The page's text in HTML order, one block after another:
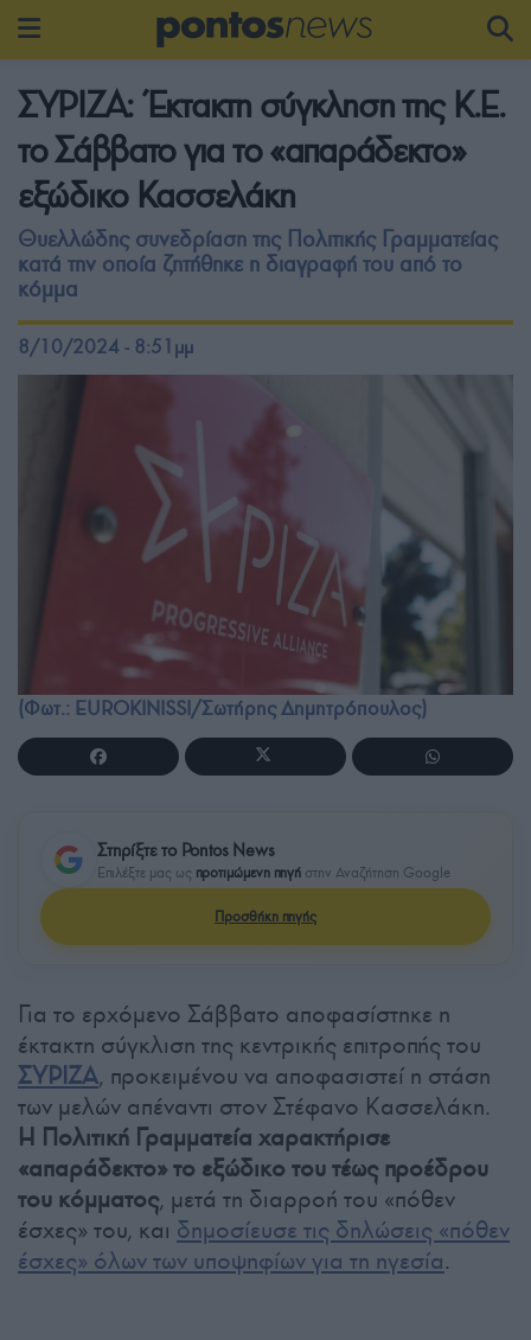
ΣΥΡΙΖΑ: Έκτακτη σύγκληση της Κ.Ε.
το Σάββατο για το «απαράδεκτο»
εξώδικο Κασσελάκη
Θυελλώδης συνεδρίαση της Πολιτικής Γραμματείας
κατά την οποία ζητήθηκε η διαγραφή του από το
κόμμα
8/10/2024 - 8:51μμ
(Φωτ.: EUROKINISSI/Σωτήρης Δημητρόπουλος)
Στηρίξτε το Pontos News
Επιλέξτε μας ως προτιμώμενη πηγή στην Αναζήτηση Google
Προσθήκη πηγής
Για το ερχόμενο Σάββατο αποφασίστηκε η
έκτακτη σύγκλιση της κεντρικής επιτροπής του
ΣΥΡΙΖΑ, προκειμένου να αποφασιστεί η στάση
των μελών απέναντι στον Στέφανο Κασσελάκη.
Η Πολιτική Γραμματεία χαρακτήρισε
«απαράδεκτο» το εξώδικο του τέως προέδρου
του κόμματος, μετά τη διαρροή του «πόθεν
έσχες» του, και δημοσίευσε τις δηλώσεις «πόθεν
έσχες» όλων των υποψηφίων για τη ηγεσία.